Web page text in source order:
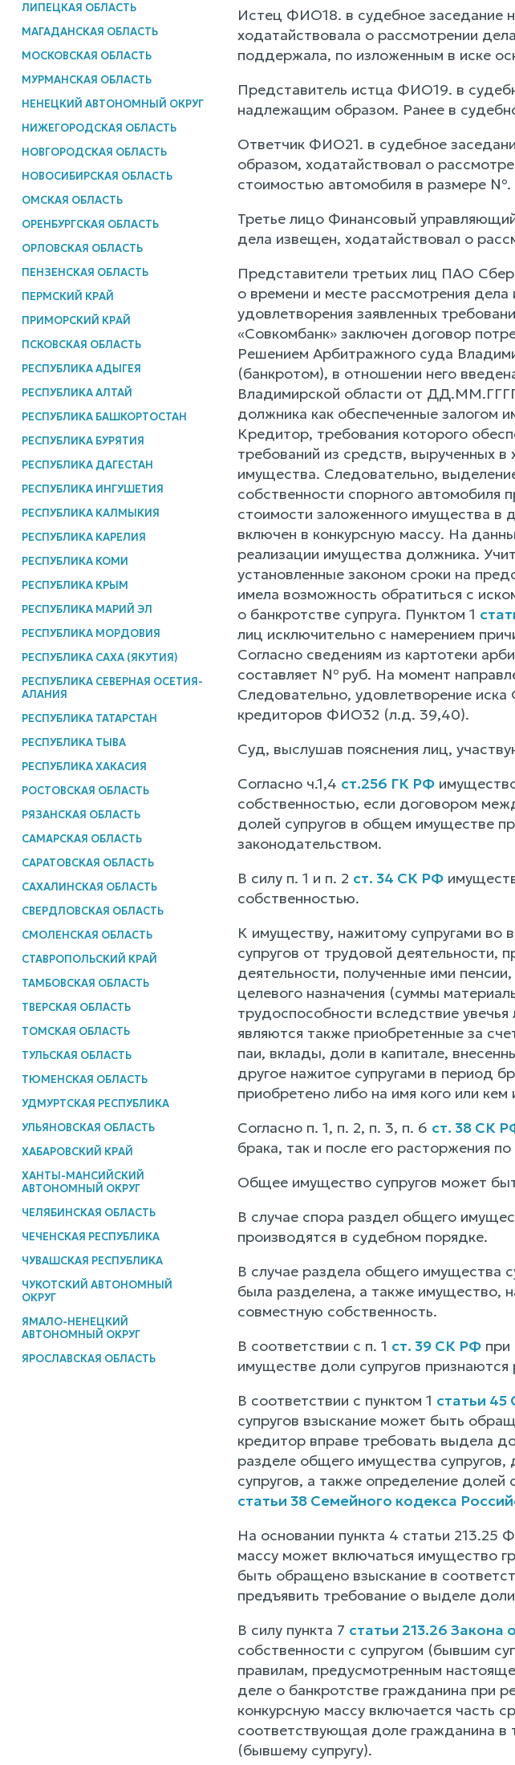
ЛИПЕЦКАЯ ОБЛАСТЬ
МАГАДАНСКАЯ ОБЛАСТЬ
МОСКОВСКАЯ ОБЛАСТЬ
МУРМАНСКАЯ ОБЛАСТЬ
НЕНЕЦКИЙ АВТОНОМНЫЙ ОКРУГ
НИЖЕГОРОДСКАЯ ОБЛАСТЬ
НОВГОРОДСКАЯ ОБЛАСТЬ
НОВОСИБИРСКАЯ ОБЛАСТЬ
ОМСКАЯ ОБЛАСТЬ
ОРЕНБУРГСКАЯ ОБЛАСТЬ
ОРЛОВСКАЯ ОБЛАСТЬ
ПЕНЗЕНСКАЯ ОБЛАСТЬ
ПЕРМСКИЙ КРАЙ
ПРИМОРСКИЙ КРАЙ
ПСКОВСКАЯ ОБЛАСТЬ
РЕСПУБЛИКА АДЫГЕЯ
РЕСПУБЛИКА АЛТАЙ
РЕСПУБЛИКА БАШКОРТОСТАН
РЕСПУБЛИКА БУРЯТИЯ
РЕСПУБЛИКА ДАГЕСТАН
РЕСПУБЛИКА ИНГУШЕТИЯ
РЕСПУБЛИКА КАЛМЫКИЯ
РЕСПУБЛИКА КАРЕЛИЯ
РЕСПУБЛИКА КОМИ
РЕСПУБЛИКА КРЫМ
РЕСПУБЛИКА МАРИЙ ЭЛ
РЕСПУБЛИКА МОРДОВИЯ
РЕСПУБЛИКА САХА (ЯКУТИЯ)
РЕСПУБЛИКА СЕВЕРНАЯ ОСЕТИЯ-
АЛАНИЯ
РЕСПУБЛИКА ТАТАРСТАН
РЕСПУБЛИКА ТЫВА
РЕСПУБЛИКА ХАКАСИЯ
РОСТОВСКАЯ ОБЛАСТЬ
РЯЗАНСКАЯ ОБЛАСТЬ
САМАРСКАЯ ОБЛАСТЬ
САРАТОВСКАЯ ОБЛАСТЬ
САХАЛИНСКАЯ ОБЛАСТЬ
СВЕРДЛОВСКАЯ ОБЛАСТЬ
СМОЛЕНСКАЯ ОБЛАСТЬ
СТАВРОПОЛЬСКИЙ КРАЙ
ТАМБОВСКАЯ ОБЛАСТЬ
ТВЕРСКАЯ ОБЛАСТЬ
ТОМСКАЯ ОБЛАСТЬ
ТУЛЬСКАЯ ОБЛАСТЬ
ТЮМЕНСКАЯ ОБЛАСТЬ
УДМУРТСКАЯ РЕСПУБЛИКА
УЛЬЯНОВСКАЯ ОБЛАСТЬ
ХАБАРОВСКИЙ КРАЙ
ХАНТЫ-МАНСИЙСКИЙ
АВТОНОМНЫЙ ОКРУГ
ЧЕЛЯБИНСКАЯ ОБЛАСТЬ
ЧЕЧЕНСКАЯ РЕСПУБЛИКА
ЧУВАШСКАЯ РЕСПУБЛИКА
ЧУКОТСКИЙ АВТОНОМНЫЙ
ОКРУГ
ЯМАЛО-НЕНЕЦКИЙ
АВТОНОМНЫЙ ОКРУГ
ЯРОСЛАВСКАЯ ОБЛАСТЬ
Истец ФИО18. в судебное заседание
ходатайствовала о рассмотрении
поддержала, по изложенным в иске
Представитель истца ФИО19. в
надлежащим образом. Ранее в
Ответчик ФИО21. в судебное
образом, ходатайствовал о
стоимостью автомобиля в размере
Третье лицо Финансовый
дела извещен, ходатайствовал о
Представители третьих лиц ПАО
о времени и месте рассмотрения
удовлетворения заявленных
«Совкомбанк» заключен договор
Решением Арбитражного суда
(банкротом), в отношении него
Владимирской области от
должника как обеспеченные
Кредитор, требования которого
требований из средств, вырученных
имущества. Следовательно,
собственности спорного автомобиля
стоимости заложенного имущества
включен в конкурсную массу. На
реализации имущества должника.
установленные законом сроки на
имела возможность обратиться с
о банкротстве супруга. Пунктом 1
лиц исключительно с намерением
Согласно сведениям из картотеки
составляет № руб. На момент
Следовательно, удовлетворение
кредиторов ФИО32 (л.д. 39,40).
Суд, выслушав пояснения лиц,
Согласно ч.1,4 ст.256 ГК РФ
собственностью, если договором
долей супругов в общем имуществе
законодательством.
В силу п. 1 и п. 2 ст. 34 СК РФ
собственностью.
К имуществу, нажитому супругами во
супругов от трудовой деятельности,
деятельности, полученные ими
целевого назначения (суммы
трудоспособности вследствие
являются также приобретенные за
паи, вклады, доли в капитале,
другое нажитое супругами в период
приобретено либо на имя кого или
Согласно п. 1, п. 2, п. 3, п. 6 ст. 38 СК
брака, так и после его расторжения
Общее имущество супругов может
В случае спора раздел общего
производятся в судебном порядке.
В случае раздела общего имущества
была разделена, а также имущество,
совместную собственность.
В соответствии с п. 1 ст. 39 СК РФпри
имуществе доли супругов
В соответствии с пунктом 1 статьи
супругов взыскание может быть
кредитор вправе требовать выдела
разделе общего имущества
супругов, а также определение
статьи 38 Семейного кодекса
На основании пункта 4 статьи 213.25
массу может включаться имущество
быть обращено взыскание в
предъявить требование о выделе
В силу пункта 7 статьи 213.26 Закона
собственности с супругом (бывшим
правилам, предусмотренным
деле о банкротстве гражданина при
конкурсную массу включается часть
соответствующая доле гражданина в
(бывшему супругу).